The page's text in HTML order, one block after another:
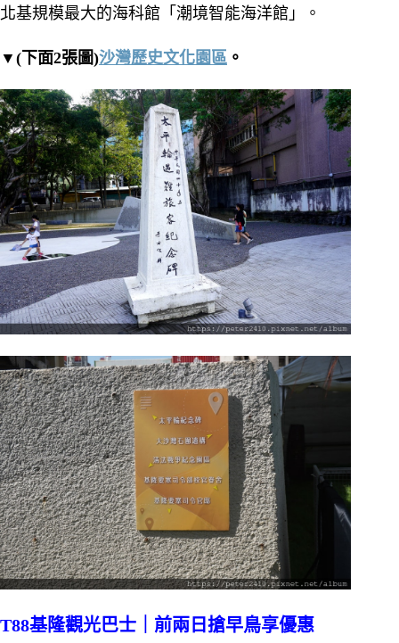
北基規模最大的海科館「潮境智能海洋館」。
▼(下面2張圖)沙灣歷史文化園區 。
T88基隆觀光巴士｜前兩日搶早鳥享優惠